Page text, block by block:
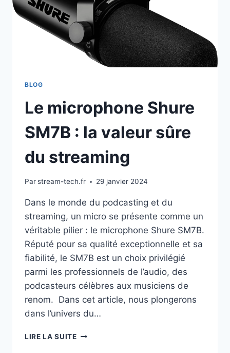
BLOG
Le microphone Shure
SM7B : la valeur sûre
du streaming
Parstream-tech.fr 29 janvier 2024
Dans le monde du podcasting et du
streaming, un micro se présente comme un
véritable pilier : le microphone Shure SM7B.
Réputé pour sa qualité exceptionnelle et sa
fiabilité, le SM7B est un choix privilégié
parmi les professionnels de l’audio, des
podcasteurs célèbres aux musiciens de
renom. Dans cet article, nous plongerons
dans l’univers du…
LIRE LA SUITELE